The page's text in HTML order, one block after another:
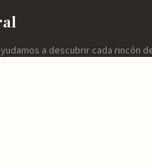
a descubrir cada rincón